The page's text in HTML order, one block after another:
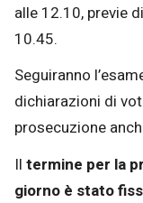
alle 12.10, previe
10.45.
Seguiranno
dichiarazioni di
prosecuzione
Il termine per la
giorno è stato